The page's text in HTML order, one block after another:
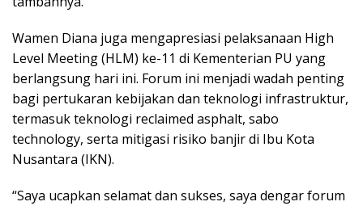
Wamen Diana juga mengapresiasi pelaksanaan High
Level Meeting (HLM) ke-11 di Kementerian PU yang
berlangsung hari ini. Forum ini menjadi wadah penting
bagi pertukaran kebijakan dan teknologi infrastruktur,
termasuk teknologi reclaimed asphalt, sabo
technology, serta mitigasi risiko banjir di Ibu Kota
Nusantara (IKN).
“Saya ucapkan selamat dan sukses, saya dengar forum